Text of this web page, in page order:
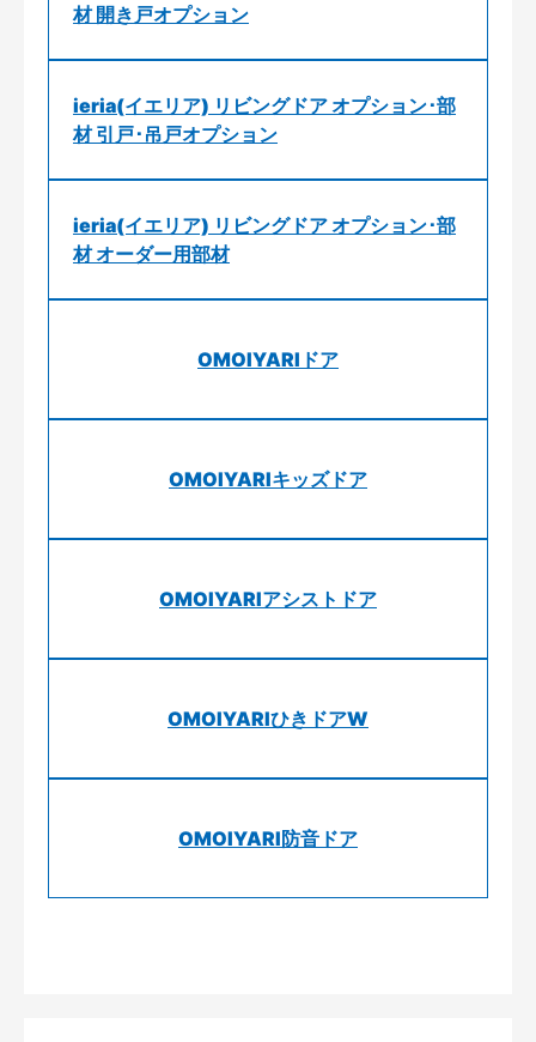
材 開き戸オプション
ieria(イエリア) リビングドア オプション･部
材 引戸･吊戸オプション
ieria(イエリア) リビングドア オプション･部
材 オーダー用部材
OMOIYARIドア
OMOIYARIキッズドア
OMOIYARIアシストドア
OMOIYARIひきドアW
OMOIYARI防音ドア